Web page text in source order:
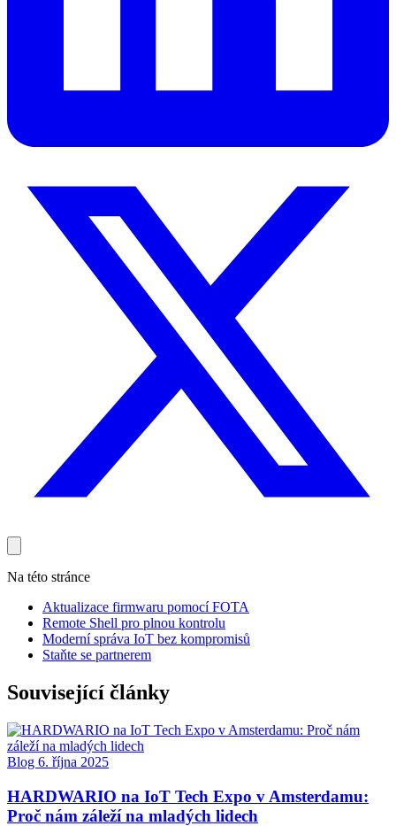
Na této stránce
Aktualizace firmwaru pomocí FOTA
Remote Shell pro plnou kontrolu
Moderní správa IoT bez kompromisů
Staňte se partnerem
Související články
Blog 6. října 2025
HARDWARIO na IoT Tech Expo v Amsterdamu:
Proč nám záleží na mladých lidech